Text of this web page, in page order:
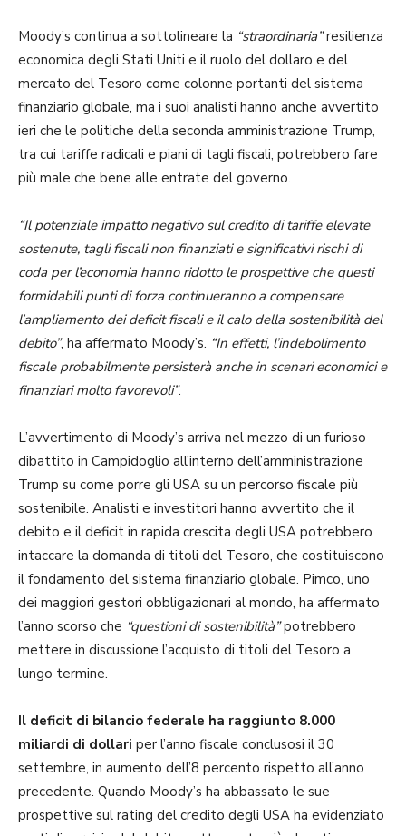
Moody’s continua a sottolineare la “straordinaria”resilienza
economica degli Stati Uniti e il ruolo del dollaro e del
mercato del Tesoro come colonne portanti del sistema
finanziario globale, ma i suoi analisti hanno anche avvertito
ieri che le politiche della seconda amministrazione Trump,
tra cui tariffe radicali e piani di tagli fiscali, potrebbero fare
più male che bene alle entrate del governo.
“Il potenziale impatto negativo sul credito di tariffe elevate
sostenute, tagli fiscali non finanziati e significativi rischi di
coda per l’economia hanno ridotto le prospettive che questi
formidabili punti di forza continueranno a compensare
l’ampliamento dei deficit fiscali e il calo della sostenibilità del
debito”, ha affermato Moody’s. “In effetti, l’indebolimento
fiscale probabilmente persisterà anche in scenari economici e
finanziari molto favorevoli”.
L’avvertimento di Moody’s arriva nel mezzo di un furioso
dibattito in Campidoglio all’interno dell’amministrazione
Trump su come porre gli USA su un percorso fiscale più
sostenibile. Analisti e investitori hanno avvertito che il
debito e il deficit in rapida crescita degli USA potrebbero
intaccare la domanda di titoli del Tesoro, che costituiscono
il fondamento del sistema finanziario globale. Pimco, uno
dei maggiori gestori obbligazionari al mondo, ha affermato
l’anno scorso che “questioni di sostenibilità”potrebbero
mettere in discussione l’acquisto di titoli del Tesoro a
lungo termine.
Il deficit di bilancio federale ha raggiunto 8.000
miliardi di dollari per l’anno fiscale conclusosi il 30
settembre, in aumento dell’8 percento rispetto all’anno
precedente. Quando Moody’s ha abbassato le sue
prospettive sul rating del credito degli USA ha evidenziato